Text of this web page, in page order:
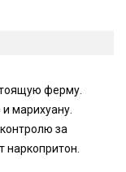
ферму.
марихуану.
за
наркопритон.